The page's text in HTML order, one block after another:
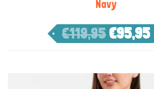
Navy
€119,95 €95,95